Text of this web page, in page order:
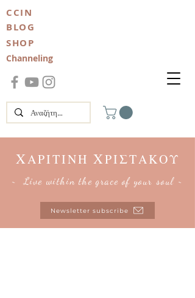
ΧΑΡΙΤΙΝΗ ΧΡΙΣΤΑΚΟΥ
~ Live within the grace of your soul ~
Newsletter subscribe
CCIN
BLOG
SHOP
Channeling